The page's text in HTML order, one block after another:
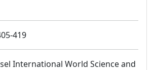
419
International World Science and